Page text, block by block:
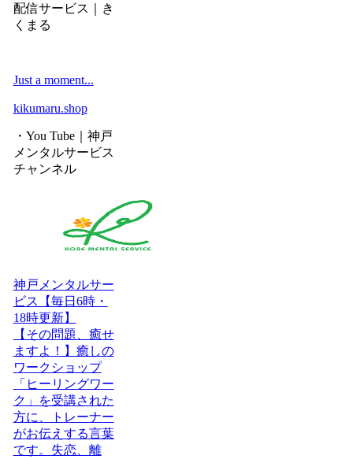
配信サービス｜き
くまる
Just a moment...
kikumaru.shop
・You Tube｜神戸
メンタルサービス
チャンネル
神戸メンタルサー
ビス【毎日6時・
18時更新】
【その問題、癒せ
ますよ！】癒しの
ワークショップ
「ヒーリングワー
ク」を受講された
方に、トレーナー
がお伝えする言葉
です。失恋、離